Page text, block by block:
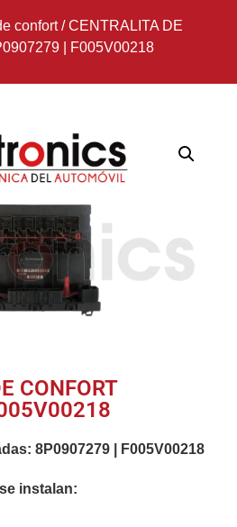
confort/CENTRALITA DE
| F005V00218
CONFORT
8P0907279 F005V00218
instalan: